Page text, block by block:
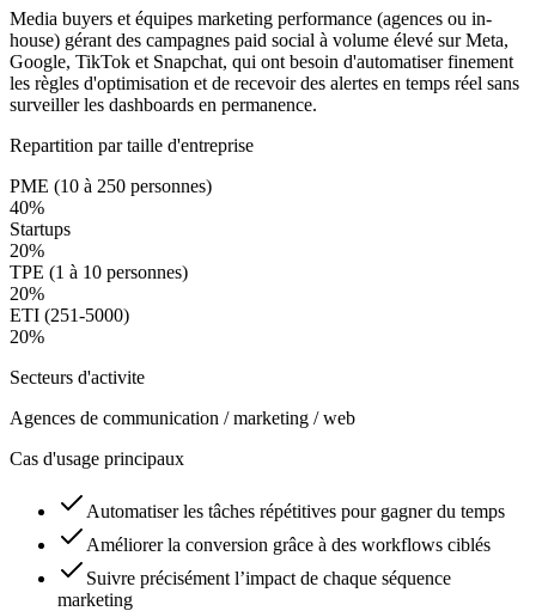
Media buyers et équipes marketing performance (agences ou in-
house) gérant des campagnes paid social à volume élevé sur Meta,
Google, TikTok et Snapchat, qui ont besoin d'automatiser finement
les règles d'optimisation et de recevoir des alertes en temps réel sans
surveiller les dashboards en permanence.
Repartition par taille d'entreprise
PME (10 à 250 personnes)
40%
Startups
20%
TPE (1 à 10 personnes)
20%
ETI (251-5000)
20%
Secteurs d'activite
Agences de communication / marketing / web
Cas d'usage principaux
Automatiser les tâches répétitives pour gagner du temps
Améliorer la conversion grâce à des workflows ciblés
Suivre précisément l’impact de chaque séquence
marketing